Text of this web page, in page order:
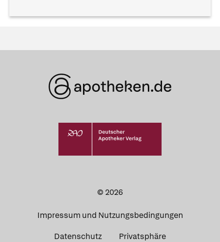
© 2026
Impressum und Nutzungsbedingungen
Datenschutz Privatsphäre